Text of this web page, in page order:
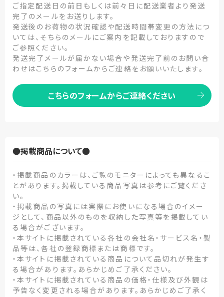
ご指定配送日の前日もしくは前々日に配送業者より発送
完了のメールをお送りします。
発送後のお荷物の状況確認や配送時間帯変更の方法につ
いては、そちらのメールにご案内を記載しておりますので
ご参照ください。
発送完了メールが届かない場合や発送完了前のお問い合
わせはこちらのフォームからご連絡をお願いいたします。
こちらのフォームからご連絡ください
●掲載商品について●
・掲載商品のカラーは、ご覧のモニターによっても異なるこ
とがあります。掲載している商品写真は参考にご覧くださ
い。
・掲載商品の写真には実際にお使いになる場合のイメー
ジとして、商品以外のものを収納した写真等を掲載してい
る場合がございます。
・本サイトに掲載されている各社の会社名・サービス名・製
品等は、各社の登録商標または商標です。
・本サイトに掲載されている商品について品切れが発生す
る場合があります。あらかじめご了承ください。
・本サイトに掲載されている商品の価格・仕様及び外観は
予告なく変更される場合があります。あらかじめご了承く